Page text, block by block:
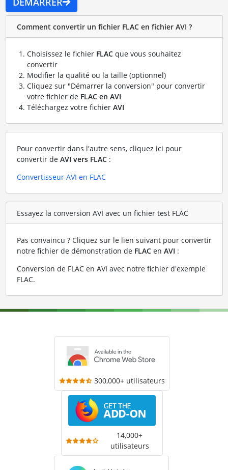
Comment convertir un fichier FLAC en fichier AVI ?
Choisissez le fichier FLACque vous souhaitez
convertir
Modifier la qualité ou la taille (optionnel)
Cliquez sur "Démarrer la conversion" pour convertir
votre fichier de FLAC en AVI
Téléchargez votre fichier AVI
Pour convertir dans l'autre sens, cliquez ici pour
convertir de AVI vers FLAC:
Convertisseur AVI en FLAC
Essayez la conversion AVI avec un fichier test FLAC
Pas convaincu ? Cliquez sur le lien suivant pour convertir
notre fichier de démonstration de FLACen AVI :
Conversion de FLAC en AVI avec notre fichier d'exemple
FLAC.
300,000+ utilisateurs
14,000+
utilisateurs